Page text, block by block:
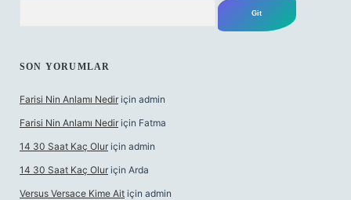
SON YORUMLAR
Farisi Nin Anlamı Nedir için admin
Farisi Nin Anlamı Nedir için Fatma
14 30 Saat Kaç Olur için admin
14 30 Saat Kaç Olur için Arda
Versus Versace Kime Ait için admin